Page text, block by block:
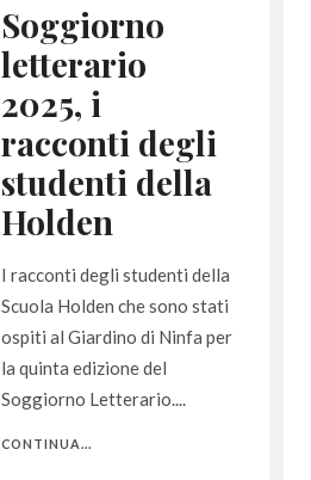
Soggiorno
letterario
2025, i
racconti degli
studenti della
Holden
I racconti degli studenti della
Scuola Holden che sono stati
ospiti al Giardino di Ninfa per
la quinta edizione del
Soggiorno Letterario....
CONTINUA...